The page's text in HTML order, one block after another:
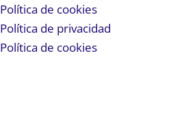
Política de cookies
Política de privacidad
Política de cookies